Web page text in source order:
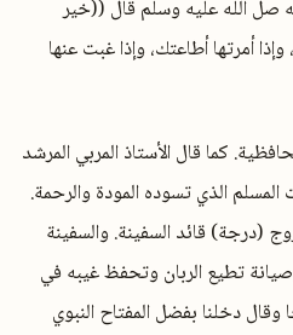
صل الله عليه وسلم قال ((خير
أمرتها أطاعتك، وإذا غبت عنها
كما قال الأستاذ المربي المرشد
المسلم الذي تسوده المودة والرحمة.
(درجة) قائد السفينة. والسفينة
تطيع الربان وتحفظ غيبه في
وقال دخلنا بفضل المفتاح النبوي